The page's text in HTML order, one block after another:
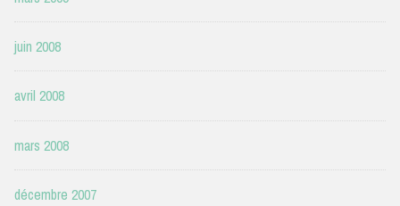
juin 2008
avril 2008
mars 2008
décembre 2007